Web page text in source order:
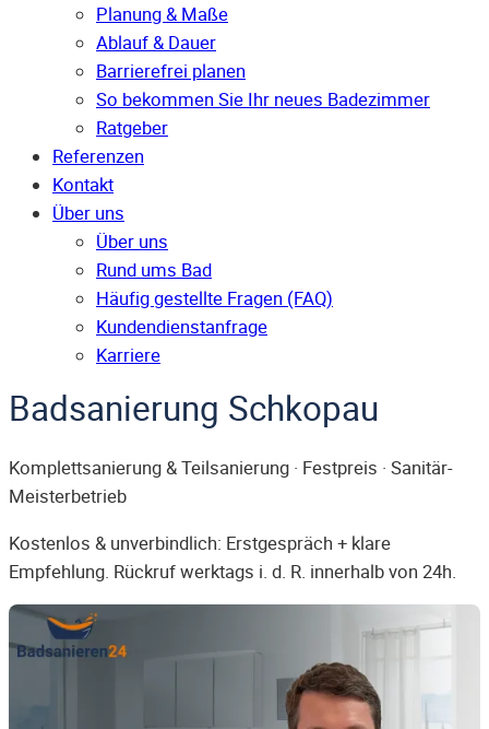
Planung & Maße
Ablauf & Dauer
Barrierefrei planen
So bekommen Sie Ihr neues Badezimmer
Ratgeber
Referenzen
Kontakt
Über uns
Über uns
Rund ums Bad
Häufig gestellte Fragen (FAQ)
Kunden­dienst­anfrage
Karriere
Badsanierung Schkopau
Komplettsanierung & Teilsanierung · Festpreis · Sanitär-
Meisterbetrieb
Kostenlos & unverbindlich: Erstgespräch + klare
Empfehlung. Rückruf werktags i. d. R. innerhalb von 24h.